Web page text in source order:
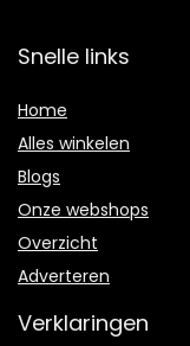
Snelle links
Home
Alles winkelen
Blogs
Onze webshops
Overzicht
Adverteren
Verklaringen